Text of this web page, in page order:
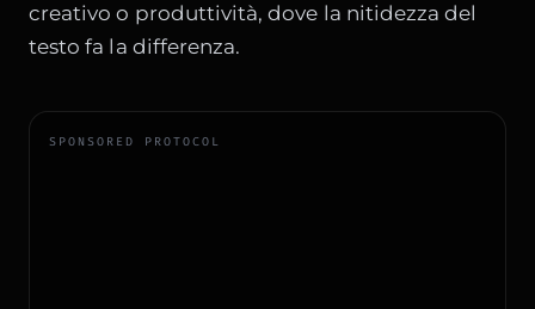
creativo o produttività, dove la nitidezza del
testo fa la differenza.
SPONSORED PROTOCOL